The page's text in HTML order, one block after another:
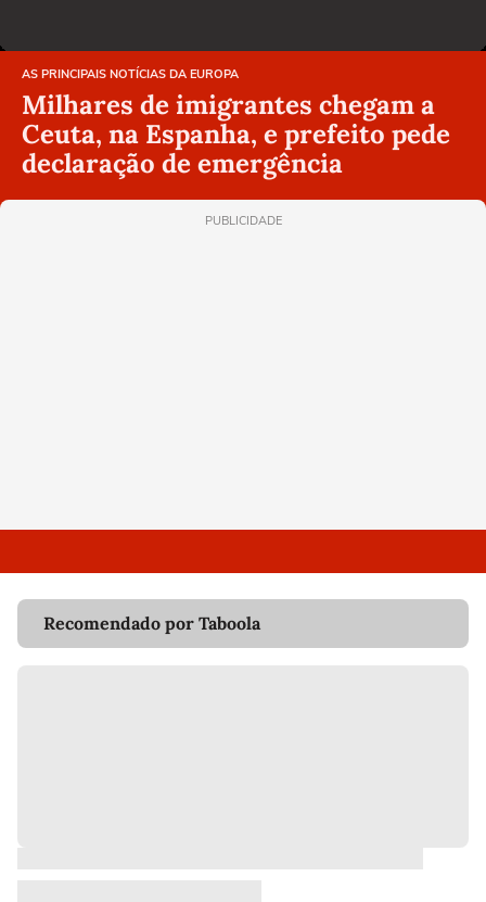
AS PRINCIPAIS NOTÍCIAS DA EUROPA
Milhares de imigrantes chegam a
Ceuta, na Espanha, e prefeito pede
declaração de emergência
PUBLICIDADE
Recomendado por Taboola